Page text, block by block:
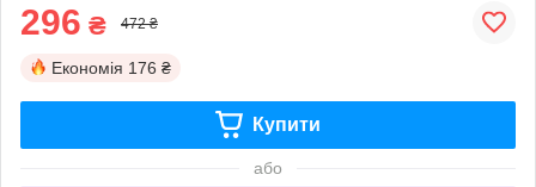
296 ₴ 472 ₴
Економія 176 ₴
Купити
або